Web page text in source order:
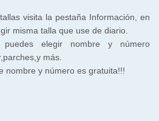
visita la pestaña Información, en
misma talla que use de diario.
elegir nombre y número
más.
nombre y número es gratuita!!!